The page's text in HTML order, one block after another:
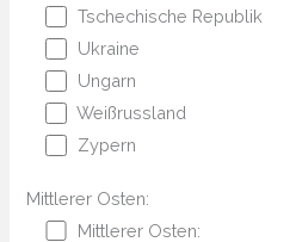
Tschechische Republik
Ukraine
Ungarn
Weißrussland
Zypern
Mittlerer Osten:
Mittlerer Osten: